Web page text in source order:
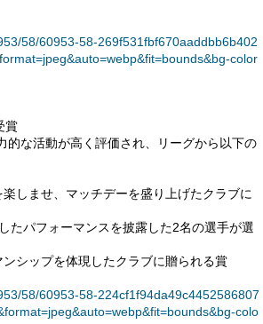
58/60953-58-269f531fbf670aaddbb6b402
color
賞
な活動が高く評価され、リーグから以下の
しませ、マッチデーを盛り上げたクラブに
たパフォーマンスを披露した2名の選手が選
シップを体現したクラブに贈られる賞
58/60953-58-224cf1f94da49c4452586807
colo